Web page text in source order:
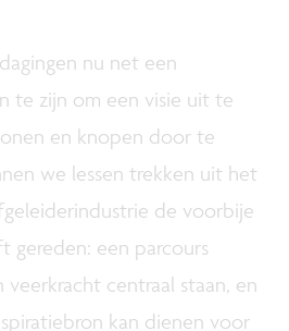
nu net een
te zijn om een visie uit te
en knopen door te
we lessen trekken uit het
de voorbije
gereden: een parcours
centraal staan, en
kan dienen voor